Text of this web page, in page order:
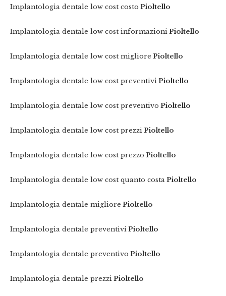
Implantologia dentale low cost costo Pioltello
Implantologia dentale low cost informazioni Pioltello
Implantologia dentale low cost migliore Pioltello
Implantologia dentale low cost preventivi Pioltello
Implantologia dentale low cost preventivo Pioltello
Implantologia dentale low cost prezzi Pioltello
Implantologia dentale low cost prezzo Pioltello
Implantologia dentale low cost quanto costa Pioltello
Implantologia dentale migliore Pioltello
Implantologia dentale preventivi Pioltello
Implantologia dentale preventivo Pioltello
Implantologia dentale prezzi Pioltello